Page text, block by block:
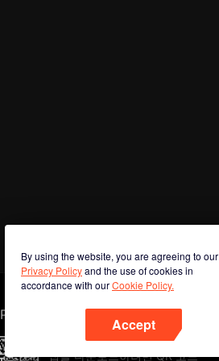
By using the website, you are agreeing to our
Privacy Policyand the use of cookies in
accordance with ourCookie Policy.
Accept
Phone
앱을 다운로드하려면 QR 코드